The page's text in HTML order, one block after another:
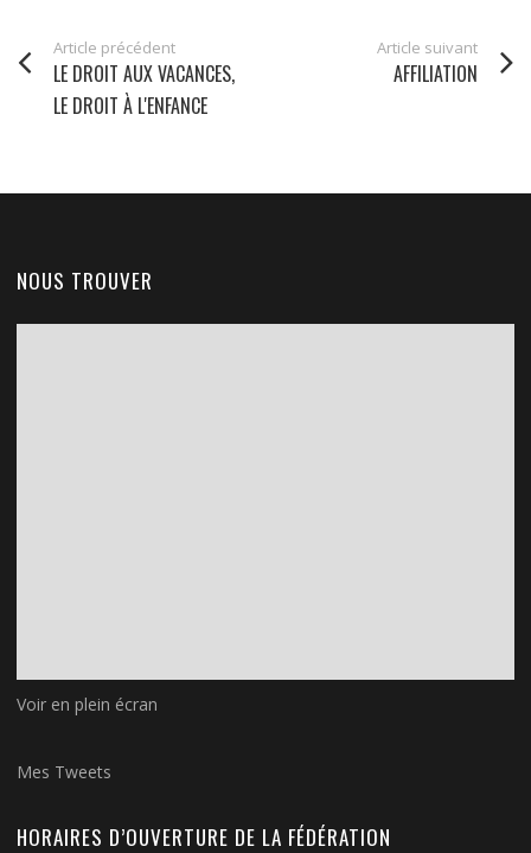
Article précédent
LE DROIT AUX VACANCES,
LE DROIT À L'ENFANCE
Article suivant
AFFILIATION
NOUS TROUVER
Voir en plein écran
Mes Tweets
HORAIRES D’OUVERTURE DE LA FÉDÉRATION